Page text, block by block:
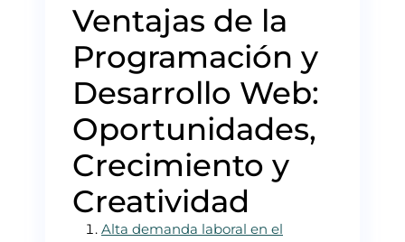
Ventajas de la
Programación y
Desarrollo Web:
Oportunidades,
Crecimiento y
Creatividad
Alta demanda laboral en el